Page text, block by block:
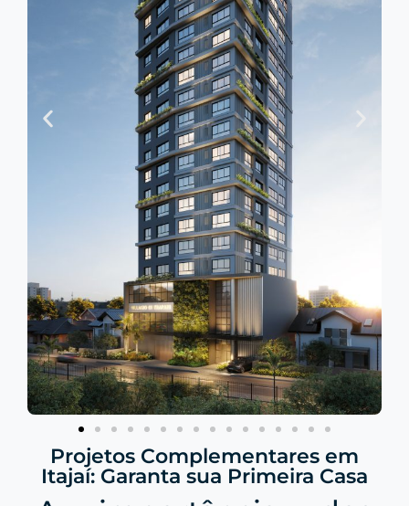
Projetos Complementares em
Itajaí: Garanta sua Primeira Casa